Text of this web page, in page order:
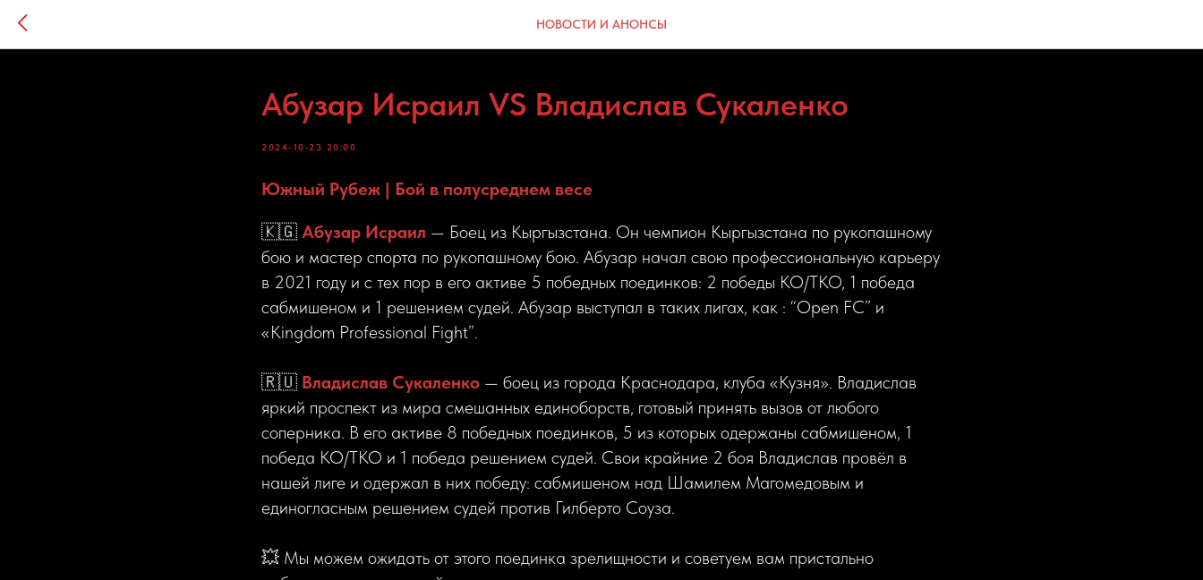
НОВОСТИ И АНОНСЫ
Абузар Исраил VS Владислав Сукаленко
2024-10-23 20:00
Южный Рубеж | Бой в полусреднем весе
🇰🇬 Абузар Исраил — Боец из Кыргызстана. Он чемпион Кыргызстана по рукопашному
бою и мастер спорта по рукопашному бою. Абузар начал свою профессиональную карьеру
в 2021 году и с тех пор в его активе 5 победных поединков: 2 победы KO/TKO, 1 победа
сабмишеном и 1 решением судей. Абузар выступал в таких лигах, как : “Open FC” и
«Kingdom Professional Fight”.
🇷🇺 Владислав Сукаленко — боец из города Краснодара, клуба «Кузня». Владислав
яркий проспект из мира смешанных единоборств, готовый принять вызов от любого
соперника. В его активе 8 победных поединков, 5 из которых одержаны сабмишеном, 1
победа KO/TKO и 1 победа решением судей. Свои крайние 2 боя Владислав провёл в
нашей лиге и одержал в них победу: сабмишеном над Шамилем Магомедовым и
единогласным решением судей против Гилберто Соуза.
💥 Мы можем ожидать от этого поединка зрелищности и советуем вам пристально